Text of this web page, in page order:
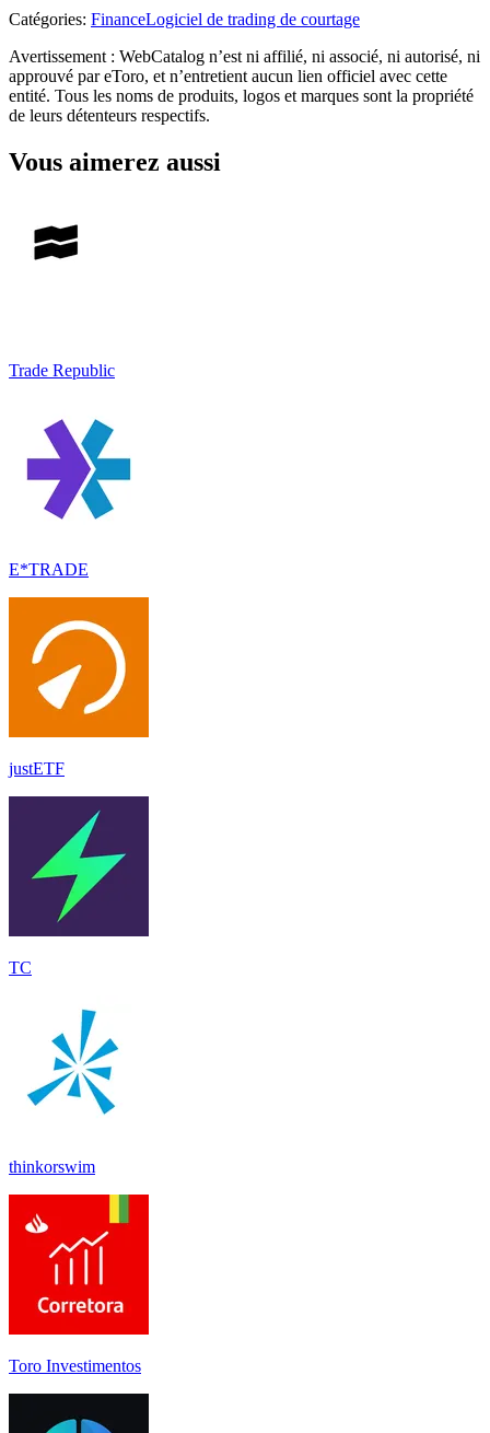
Catégories: FinanceLogiciel de trading de courtage
Avertissement : WebCatalog n’est ni affilié, ni associé, ni autorisé, ni
approuvé par eToro, et n’entretient aucun lien officiel avec cette
entité. Tous les noms de produits, logos et marques sont la propriété
de leurs détenteurs respectifs.
Vous aimerez aussi
Trade Republic
E*TRADE
justETF
TC
thinkorswim
Toro Investimentos